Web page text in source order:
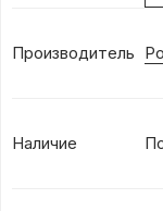
Производитель
Наличие